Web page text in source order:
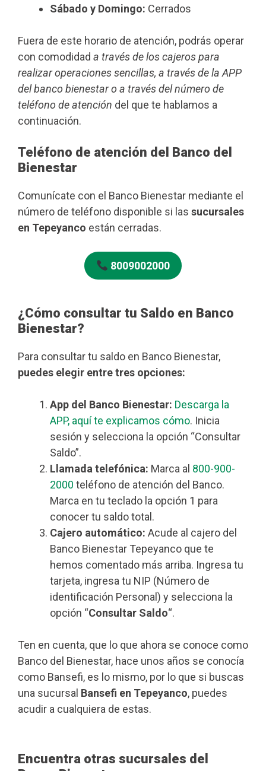
Sábado y Domingo: Cerrados
Fuera de este horario de atención, podrás operar
con comodidad a través de los cajeros para
realizar operaciones sencillas, a través de la APP
del banco bienestar o a través del número de
teléfono de atención del que te hablamos a
continuación.
Teléfono de atención del Banco del
Bienestar
Comunícate con el Banco Bienestar mediante el
número de teléfono disponible si las sucursales
en Tepeyanco están cerradas.
8009002000
¿Cómo consultar tu Saldo en Banco
Bienestar?
Para consultar tu saldo en Banco Bienestar,
puedes elegir entre tres opciones:
App del Banco Bienestar: Descarga la
APP, aquí te explicamos cómo. Inicia
sesión y selecciona la opción “Consultar
Saldo”.
Llamada telefónica: Marca al 800-900-
2000 teléfono de atención del Banco.
Marca en tu teclado la opción 1 para
conocer tu saldo total.
Cajero automático: Acude al cajero del
Banco Bienestar Tepeyanco que te
hemos comentado más arriba. Ingresa tu
tarjeta, ingresa tu NIP (Número de
identificación Personal) y selecciona la
opción “Consultar Saldo“.
Ten en cuenta, que lo que ahora se conoce como
Banco del Bienestar, hace unos años se conocía
como Bansefi, es lo mismo, por lo que si buscas
una sucursal Bansefi en Tepeyanco, puedes
acudir a cualquiera de estas.
Encuentra otras sucursales del